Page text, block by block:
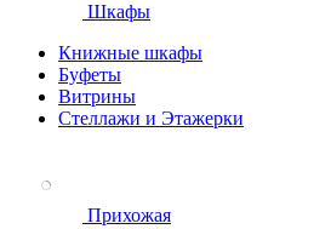
Шкафы
Книжные шкафы
Буфеты
Витрины
Стеллажи и Этажерки
Прихожая